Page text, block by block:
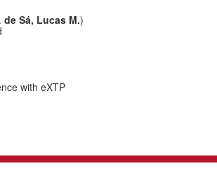
de Sá, Lucas M.)
with eXTP